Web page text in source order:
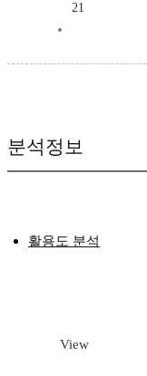
21
분석정보
활용도 분석
View